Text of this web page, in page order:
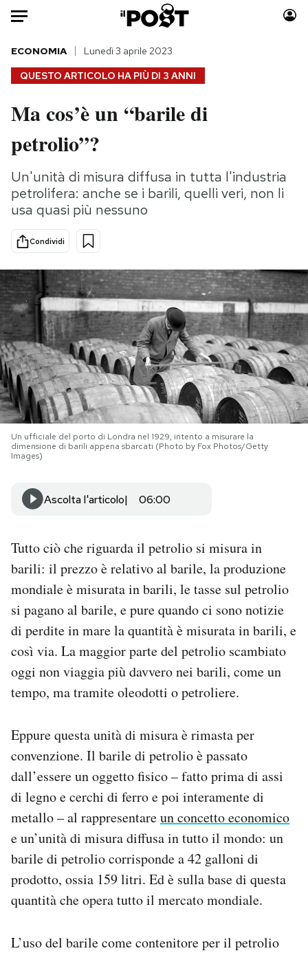
Auto
HOME
Italia
Politica
Tecnologia
Internet
Scienza
Cultura
Economia
Sport
Moda
Storie/Idee
Ok Boomer!
Mondiali calcio 2026
PODCAST
NEWSLETTER
I MIEI PREFERITI
AREA PERSONALE
Area Personale
Newsletter
Notifiche mobile
Regala il Post
Hai bisogno di aiuto?
Esci
QUESTO ARTICOLO HA PIÙ DI 3 ANNI
ECONOMIA Lunedì 3 aprile 2023
Ma cos’è un “barile di
petrolio”?
Un'unità di misura diffusa in tutta l'industria
petrolifera: anche se i barili, quelli veri, non li
usa quasi più nessuno
Condividi
Un ufficiale del porto di Londra nel 1929, intento a misurare la
dimensione di barili appena sbarcati (Photo by Fox Photos/Getty
Images)
Ascolta l'articolo 06:00
Tutto ciò che riguarda il petrolio si misura in
barili: il prezzo è relativo al barile, la produzione
mondiale è misurata in barili, le tasse sul petrolio
si pagano al barile, e pure quando ci sono notizie
di perdite in mare la quantità è misurata in barili, e
così via. La maggior parte del petrolio scambiato
oggi non viaggia più davvero nei barili, come un
tempo, ma tramite oleodotti o petroliere.
Eppure questa unità di misura è rimasta per
convenzione. Il barile di petrolio è passato
dall’essere un oggetto fisico – fatto prima di assi
di legno e cerchi di ferro e poi interamente di
metallo – al rappresentareun concetto economico
e un’unità di misura diffusa in tutto il mondo: un
barile di petrolio corrisponde a 42 galloni di
prodotto, ossia 159 litri. Ed è sulla base di questa
quantità che opera tutto il mercato mondiale.
L’uso del barile come contenitore per il petrolio